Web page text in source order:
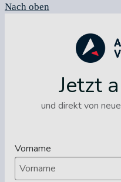
Nach oben
Jetzt
und direkt von
Vorname